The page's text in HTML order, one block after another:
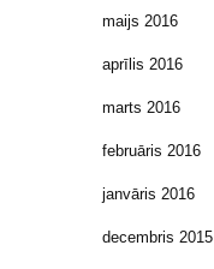
maijs 2016
aprīlis 2016
marts 2016
februāris 2016
janvāris 2016
decembris 2015